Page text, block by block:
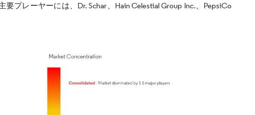
プレーヤーには、Dr. Schar、Hain Celestial Group Inc.、PepsiCo